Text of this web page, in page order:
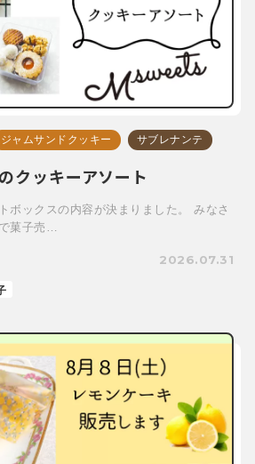
ジャムサンドクッキー サブレナンテ
クッキーアソート
ボックスの内容が決まりました。 みなさ
菓子売…
2026.07.31